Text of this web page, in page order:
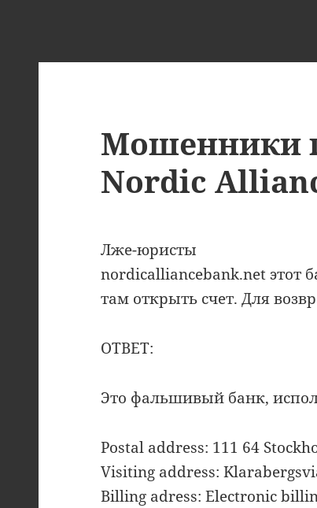
Мошенники
Nordic
Лже-юристы
nordicalliancebank.net этот
там открыть счет. Для
ОТВЕТ:
Это фальшивый банк,
Postal address: 111 64
Visiting address:
Billing adress: Electronic